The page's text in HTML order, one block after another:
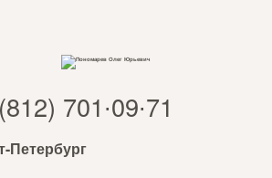
701∙09∙71
Петербург